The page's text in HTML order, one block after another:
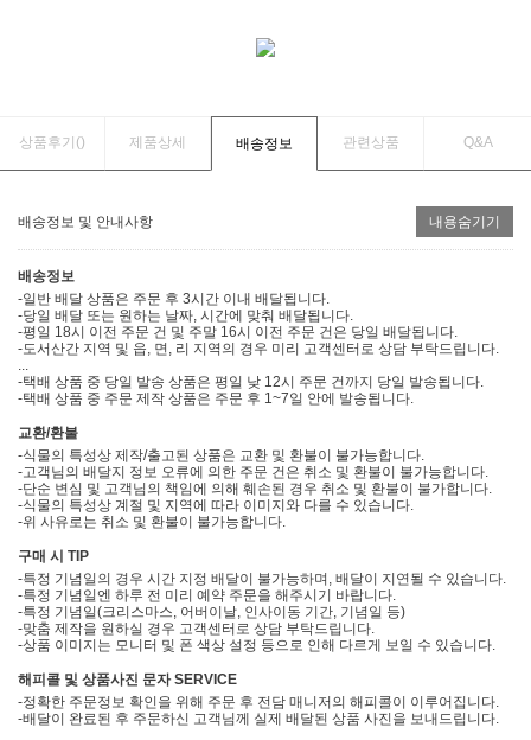
상품후기() 제품상세 배송정보 관련상품 Q&A
배송정보 및 안내사항 내용숨기기
배송정보
-일반 배달 상품은 주문 후 3시간 이내 배달됩니다.
-당일 배달 또는 원하는 날짜, 시간에 맞춰 배달됩니다.
-평일 18시 이전 주문 건 및 주말 16시 이전 주문 건은 당일 배달됩니다.
-도서산간 지역 및 읍, 면, 리 지역의 경우 미리 고객센터로 상담 부탁드립니다.
-택배 상품 중 당일 발송 상품은 평일 낮 12시 주문 건까지 당일 발송됩니다.
-택배 상품 중 주문 제작 상품은 주문 후 1~7일 안에 발송됩니다.
교환/환불
-식물의 특성상 제작/출고된 상품은 교환 및 환불이 불가능합니다.
-고객님의 배달지 정보 오류에 의한 주문 건은 취소 및 환불이 불가능합니다.
-단순 변심 및 고객님의 책임에 의해 훼손된 경우 취소 및 환불이 불가합니다.
-식물의 특성상 계절 및 지역에 따라 이미지와 다를 수 있습니다.
-위 사유로는 취소 및 환불이 불가능합니다.
구매 시 TIP
-특정 기념일의 경우 시간 지정 배달이 불가능하며, 배달이 지연될 수 있습니다.
-특정 기념일엔 하루 전 미리 예약 주문을 해주시기 바랍니다.
-특정 기념일(크리스마스, 어버이날, 인사이동 기간, 기념일 등)
-맞춤 제작을 원하실 경우 고객센터로 상담 부탁드립니다.
-상품 이미지는 모니터 및 폰 색상 설정 등으로 인해 다르게 보일 수 있습니다.
해피콜 및 상품사진 문자 SERVICE
-정확한 주문정보 확인을 위해 주문 후 전담 매니저의 해피콜이 이루어집니다.
-배달이 완료된 후 주문하신 고객님께 실제 배달된 상품 사진을 보내드립니다.